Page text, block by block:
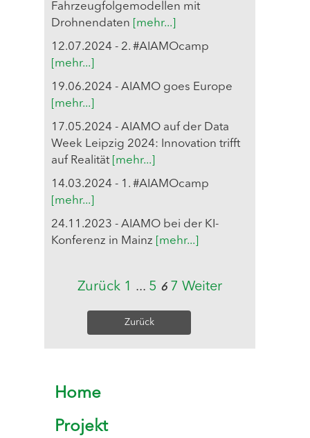
Fahrzeugfolgemodellen mit
Drohnendaten
[mehr...]
12.07.2024 - 2. #AIAMOcamp
[mehr...]
19.06.2024 - AIAMO goes Europe
[mehr...]
17.05.2024 - AIAMO auf der Data
Week Leipzig 2024: Innovation trifft
auf Realität [mehr...]
14.03.2024 - 1. #AIAMOcamp
[mehr...]
24.11.2023 - AIAMO bei der KI-
Konferenz in Mainz
[mehr...]
Zurück 1 ... 5 6 7 Weiter
Zurück
Home
Projekt